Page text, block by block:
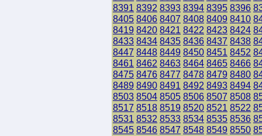
8391 8392 8393 8394 8395 8396
8405 8406 8407 8408 8409 8410
8419 8420 8421 8422 8423 8424
8433 8434 8435 8436 8437 8438
8447 8448 8449 8450 8451 8452
8461 8462 8463 8464 8465 8466
8475 8476 8477 8478 8479 8480
8489 8490 8491 8492 8493 8494
8503 8504 8505 8506 8507 8508
8517 8518 8519 8520 8521 8522
8531 8532 8533 8534 8535 8536
8545 8546 8547 8548 8549 8550